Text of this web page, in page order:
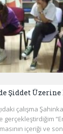
Şiddet Üzerine
çalışma
gerçekleştirdiğim
içeriği ve